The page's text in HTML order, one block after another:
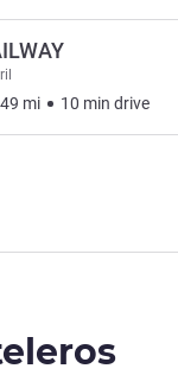
mi 10 min drive